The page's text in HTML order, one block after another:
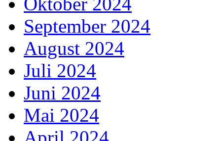
September 2024
August 2024
Juli 2024
Juni 2024
Mai 2024